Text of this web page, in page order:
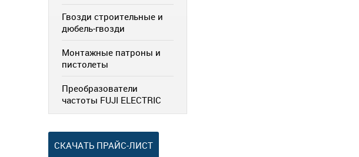
Гвозди строительные и
дюбель-гвозди
Монтажные патроны и
пистолеты
Преобразователи
частоты FUJI ELECTRIC
СКАЧАТЬ ПРАЙС-ЛИСТ